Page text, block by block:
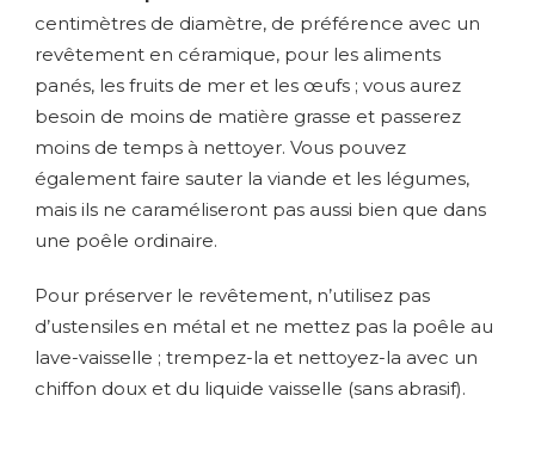
centimètres de diamètre, de préférence avec un
revêtement en céramique, pour les aliments
panés, les fruits de mer et les œufs ; vous aurez
besoin de moins de matière grasse et passerez
moins de temps à nettoyer. Vous pouvez
également faire sauter la viande et les légumes,
mais ils ne caraméliseront pas aussi bien que dans
une poêle ordinaire.
Pour préserver le revêtement, n’utilisez pas
d’ustensiles en métal et ne mettez pas la poêle au
lave-vaisselle ; trempez-la et nettoyez-la avec un
chiffon doux et du liquide vaisselle (sans abrasif).